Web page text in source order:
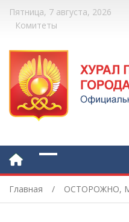
Пятница, 7 августа, 2026
Комитеты
Главная ОСТОРОЖНО,